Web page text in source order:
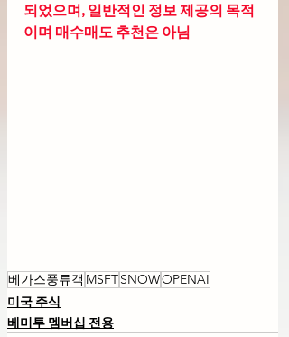
되었으며, 일반적인 정보 제공의 목적
이며 매수매도 추천은 아님
베가스풍류객 MSFTSNOWOPENAI
미국 주식
베미투 멤버십 전용